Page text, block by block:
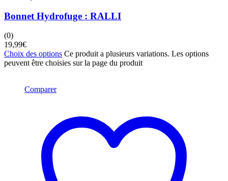
Bonnet Hydrofuge : RALLI
(0)
19,99€
Choix des options Ce produit a plusieurs variations. Les options
peuvent être choisies sur la page du produit
Comparer